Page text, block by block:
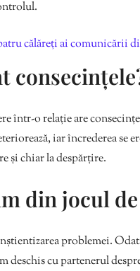
călăreți ai comunicării
într-o relație are
iar încrederea se
și chiar la despărțire.
din jocul
problemei.
deschis cu partenerul